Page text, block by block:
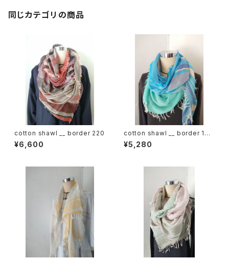
同じカテゴリの商品
cotton shawl __ border 220
¥6,600
cotton shawl __ border 160
海嶺w
¥5,280